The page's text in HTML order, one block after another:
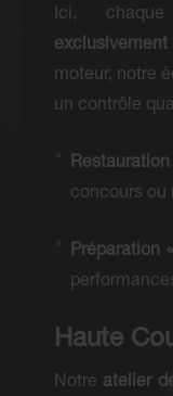
Ici,
moteur, notre
un contrôle
concours ou
Préparation
Haute
Notre atelier